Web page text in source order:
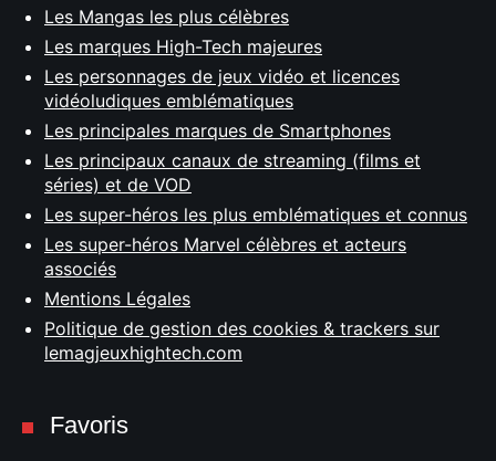
Les Mangas les plus célèbres
Les marques High-Tech majeures
Les personnages de jeux vidéo et licences
vidéoludiques emblématiques
Les principales marques de Smartphones
Les principaux canaux de streaming (films et
séries) et de VOD
Les super-héros les plus emblématiques et connus
Les super-héros Marvel célèbres et acteurs
associés
Mentions Légales
Politique de gestion des cookies & trackers sur
lemagjeuxhightech.com
Favoris